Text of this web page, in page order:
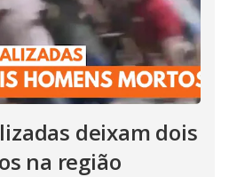
deixam dois
na região